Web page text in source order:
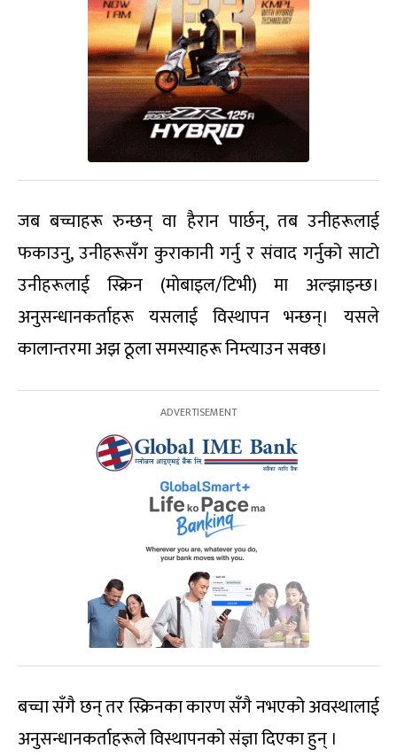
जब बच्चाहरू रुन्छन् वा हैरान पार्छन्, तब उनीहरूलाई
फकाउनु, उनीहरूसँग कुराकानी गर्नु र संवाद गर्नुको साटो
उनीहरूलाई स्क्रिन (मोबाइल/टिभी) मा अल्झाइन्छ।
अनुसन्धानकर्ताहरू यसलाई विस्थापन भन्छन्। यसले
कालान्तरमा अझ ठूला समस्याहरू निम्त्याउन सक्छ।
बच्चा सँगै छन् तर स्क्रिनका कारण सँगै नभएको अवस्थालाई
अनुसन्धानकर्ताहरूले विस्थापनको संज्ञा दिएका हुन् ।